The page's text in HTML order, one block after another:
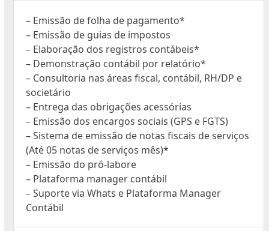
– Emissão de folha de pagamento*
– Emissão de guias de impostos
– Elaboração dos registros contábeis*
– Demonstração contábil por relatório*
– Consultoria nas áreas fiscal, contábil, RH/DP e
societário
– Entrega das obrigações acessórias
– Emissão dos encargos sociais (GPS e FGTS)
– Sistema de emissão de notas fiscais de serviços
(Até 05 notas de serviços mês)*
– Emissão do pró-labore
– Plataforma manager contábil
– Suporte via Whats e Plataforma Manager
Contábil